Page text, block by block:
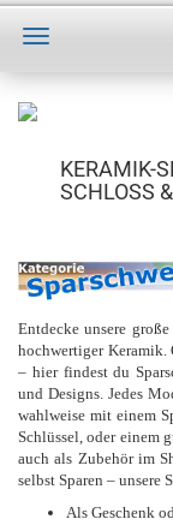
zum
Hauptinhalt
KERAMIK-
SCHLOSS
Entdecke unsere
hochwertiger Keramik.
– hier findest du
und Designs. Jedes
wahlweise mit einem
Schlüssel, oder einem
auch als Zubehör im
selbst Sparen –
Als Geschenk